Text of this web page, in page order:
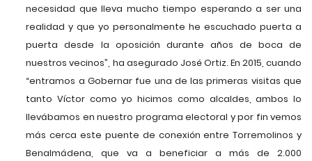
necesidad que lleva mucho tiempo esperando a ser una
realidad y que yo personalmente he escuchado puerta a
puerta desde la oposición durante años de boca de
nuestros vecinos”, ha asegurado José Ortiz. En 2015, cuando
“entramos a Gobernar fue una de las primeras visitas que
tanto Víctor como yo hicimos como alcaldes, ambos lo
llevábamos en nuestro programa electoral y por fin vemos
más cerca este puente de conexión entre Torremolinos y
Benalmádena, que va a beneficiar a más de 2.000